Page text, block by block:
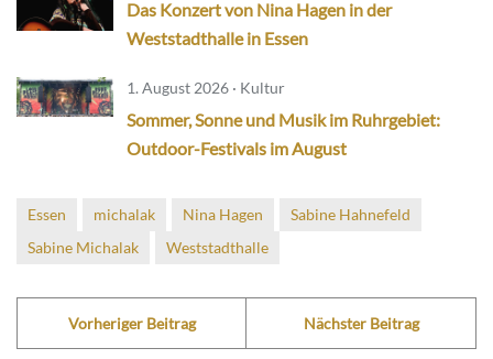
Das Konzert von Nina Hagen in der
Weststadthalle in Essen
1. August 2026 · Kultur
Sommer, Sonne und Musik im Ruhrgebiet:
Outdoor-Festivals im August
Essen michalak Nina Hagen
Sabine Hahnefeld
Sabine Michalak
Weststadthalle
Vorheriger Beitrag Nächster Beitrag